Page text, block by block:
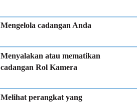
Mengelola cadangan Anda
Menyalakan atau mematikan
cadangan Rol Kamera
Melihat perangkat yang